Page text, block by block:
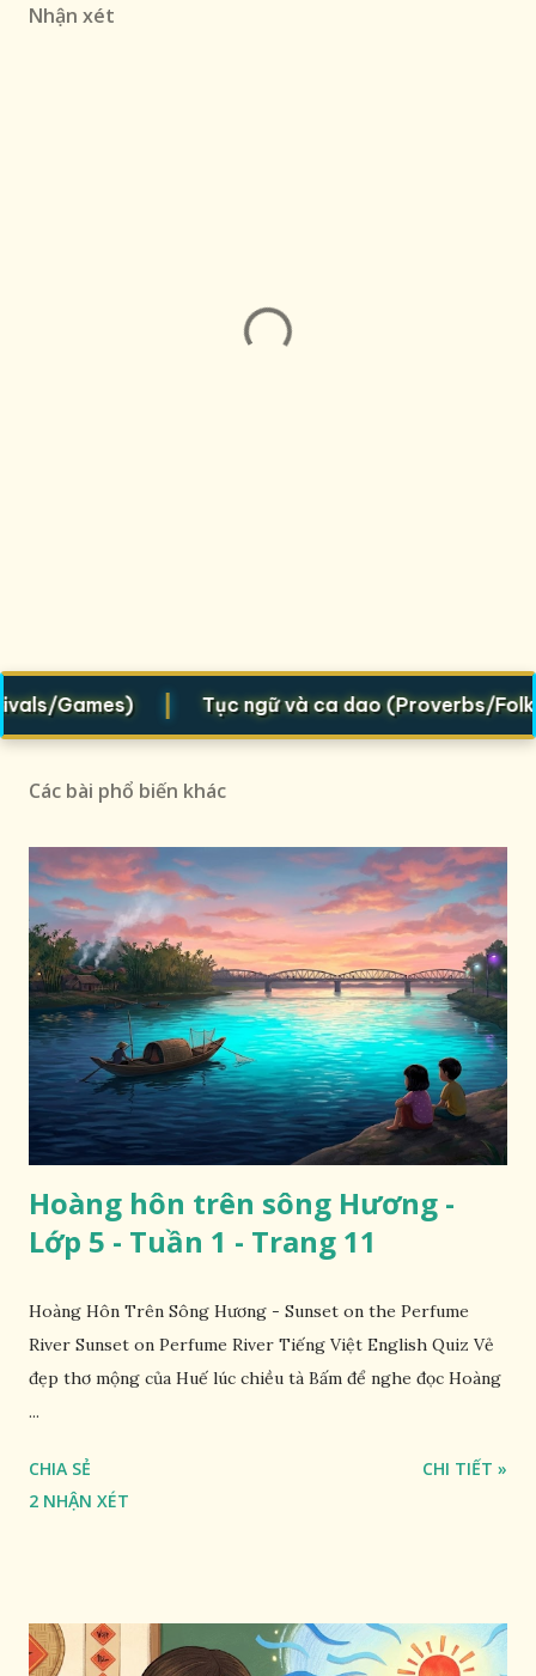
Nhận xét
Games) | Tục ngữ và ca dao (Proverbs/Folk
Các bài phổ biến khác
Hoàng hôn trên sông Hương -
Lớp 5 - Tuần 1 - Trang 11
Hoàng Hôn Trên Sông Hương - Sunset on the Perfume
River Sunset on Perfume River Tiếng Việt English Quiz Vẻ
đẹp thơ mộng của Huế lúc chiều tà Bấm để nghe đọc Hoàng
...
CHIA SẺ
2 NHẬN XÉT
CHI TIẾT »